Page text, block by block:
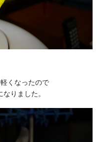
くなったので
りました。